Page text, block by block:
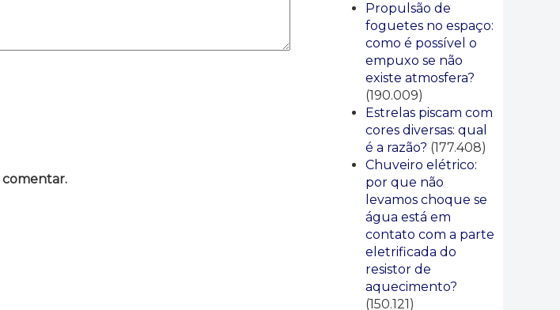
comentar.
Propulsão de
foguetes no espaço:
como é possível o
empuxo se não
existe atmosfera?
(190.009)
Estrelas piscam com
cores diversas: qual
é a razão? (177.408)
Chuveiro elétrico:
por que não
levamos choque se
água está em
contato com a parte
eletrificada do
resistor de
aquecimento?
(150.121)